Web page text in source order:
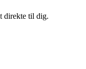
direkte til dig.